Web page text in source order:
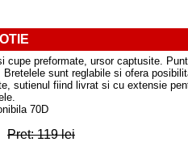
cupe preformate, ursor captusite.
sunt reglabile si ofera
sutienul fiind livrat si cu extensie
70D
Pret: 119 lei